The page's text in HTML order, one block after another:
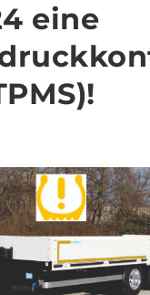
eine